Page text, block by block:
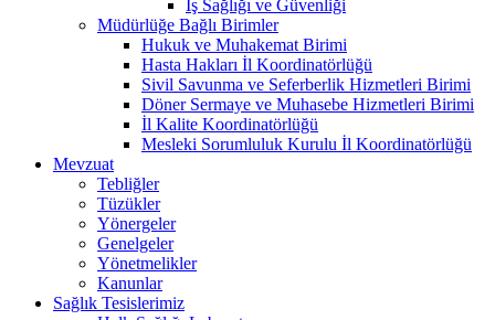
İş Sağlığı ve Güvenliği
Müdürlüğe Bağlı Birimler
Hukuk ve Muhakemat Birimi
Hasta Hakları İl Koordinatörlüğü
Sivil Savunma ve Seferberlik Hizmetleri Birimi
Döner Sermaye ve Muhasebe Hizmetleri Birimi
İl Kalite Koordinatörlüğü
Mesleki Sorumluluk Kurulu İl Koordinatörlüğü
Mevzuat
Tebliğler
Tüzükler
Yönergeler
Genelgeler
Yönetmelikler
Kanunlar
Sağlık Tesislerimiz